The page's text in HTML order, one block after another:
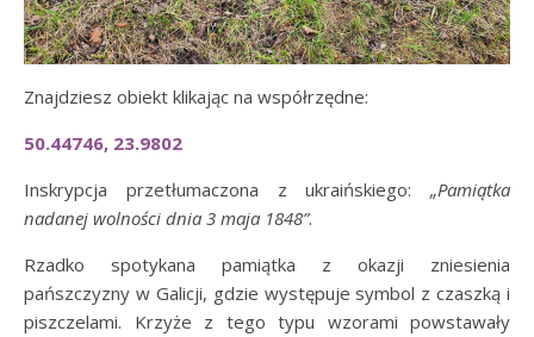
Znajdziesz obiekt klikając na współrzędne:
50.44746, 23.9802
Inskrypcja przetłumaczona z ukraińskiego: „Pamiątka
nadanej wolności dnia 3 maja 1848”.
Rzadko spotykana pamiątka z okazji zniesienia
pańszczyzny w Galicji, gdzie występuje symbol z czaszką i
piszczelami. Krzyże z tego typu wzorami powstawały